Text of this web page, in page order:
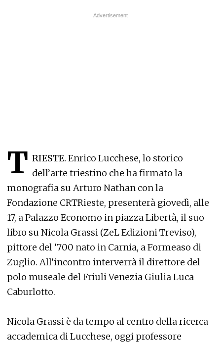
T RIESTE. Enrico Lucchese, lo storico
dell’arte triestino che ha firmato la
monografia su Arturo Nathan con la
Fondazione CRTRieste, presenterà giovedì, alle
17, a Palazzo Economo in piazza Libertà, il suo
libro su Nicola Grassi (ZeL Edizioni Treviso),
pittore del ’700 nato in Carnia, a Formeaso di
Zuglio. All’incontro interverrà il direttore del
polo museale del Friuli Venezia Giulia Luca
Caburlotto.
Nicola Grassi è da tempo al centro della ricerca
accademica di Lucchese, oggi professore